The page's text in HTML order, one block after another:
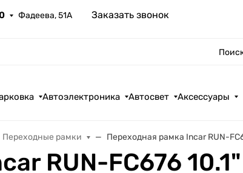
Фадеева, 51А Заказать звонок
Автоэлектроника Автосвет Аксессуары
Переходные рамки Переходная рамка Incar RUN-
RUN-FC676